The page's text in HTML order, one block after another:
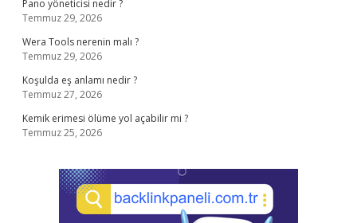
Pano yöneticisi nedir ?
Temmuz 29, 2026
Wera Tools nerenin malı ?
Temmuz 29, 2026
Koşulda eş anlamı nedir ?
Temmuz 27, 2026
Kemik erimesi ölüme yol açabilir mi ?
Temmuz 25, 2026